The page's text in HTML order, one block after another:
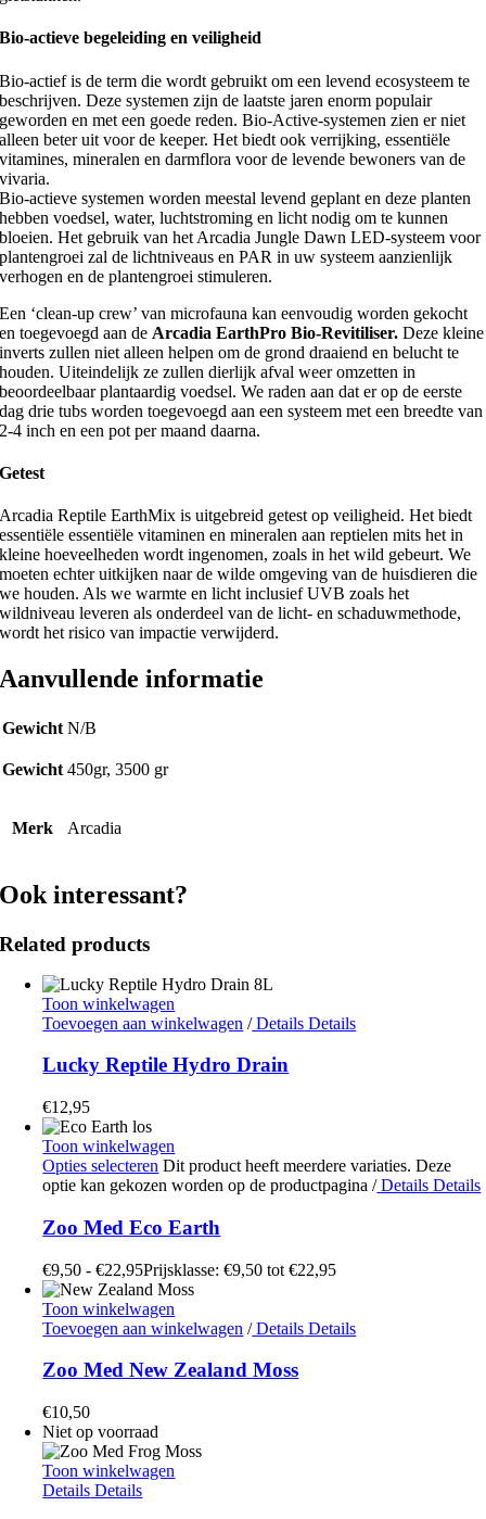
Bio-actieve begeleiding en veiligheid
Bio-actief is de term die wordt gebruikt om een ​​levend ecosysteem te
beschrijven. Deze systemen zijn de laatste jaren enorm populair
geworden en met een goede reden. Bio-Active-systemen zien er niet
alleen beter uit voor de keeper. Het biedt ook verrijking, essentiële
vitamines, mineralen en darmflora voor de levende bewoners van de
vivaria.
Bio-actieve systemen worden meestal levend geplant en deze planten
hebben voedsel, water, luchtstroming en licht nodig om te kunnen
bloeien. Het gebruik van het Arcadia Jungle Dawn LED-systeem voor
plantengroei zal de lichtniveaus en PAR in uw systeem aanzienlijk
verhogen en de plantengroei stimuleren.
Een ‘clean-up crew’ van microfauna kan eenvoudig worden gekocht
en toegevoegd aan de Arcadia EarthPro Bio-Revitiliser. Deze kleine
inverts zullen niet alleen helpen om de grond draaiend en belucht te
houden. Uiteindelijk ze zullen dierlijk afval weer omzetten in
beoordeelbaar plantaardig voedsel. We raden aan dat er op de eerste
dag drie tubs worden toegevoegd aan een systeem met een breedte van
2-4 inch en een pot per maand daarna.
Getest
Arcadia Reptile EarthMix is ​​uitgebreid getest op veiligheid. Het biedt
essentiële essentiële vitaminen en mineralen aan reptielen mits het in
kleine hoeveelheden wordt ingenomen, zoals in het wild gebeurt. We
moeten echter uitkijken naar de wilde omgeving van de huisdieren die
we houden. Als we warmte en licht inclusief UVB zoals het
wildniveau leveren als onderdeel van de licht- en schaduwmethode,
wordt het risico van impactie verwijderd.
Aanvullende informatie
Gewicht N/B
Gewicht 450gr, 3500 gr
Merk Arcadia
Ook interessant?
Related products
Toon winkelwagen
Toevoegen aan winkelwagen /Details Details
Lucky Reptile Hydro Drain
€12,95
Toon winkelwagen
Opties selecteren Dit product heeft meerdere variaties. Deze
optie kan gekozen worden op de productpagina/Details Details
Zoo Med Eco Earth
€9,50 - €22,95Prijsklasse: €9,50 tot €22,95
Toon winkelwagen
Toevoegen aan winkelwagen /Details Details
Zoo Med New Zealand Moss
€10,50
Niet op voorraad
Toon winkelwagen
Details Details